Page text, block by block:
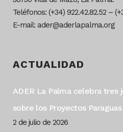
Teléfonos: (+34) 922.42.82.52 –
E-mail: ader@aderlapalma.org
ACTUALIDAD
ADER La Palma celebra tres
sobre los Proyectos Paraguas
2 de julio de 2026